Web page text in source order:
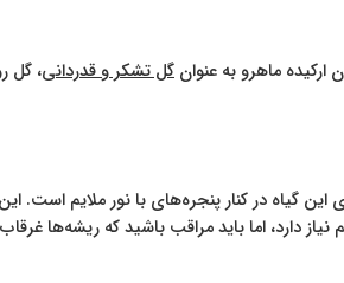
ماهرو به عنوان گل تشکر و قدردانی، گل
گیاه در کنار پنجره‌های با نور ملایم است.
دارد، اما باید مراقب باشید که ریشه‌ها